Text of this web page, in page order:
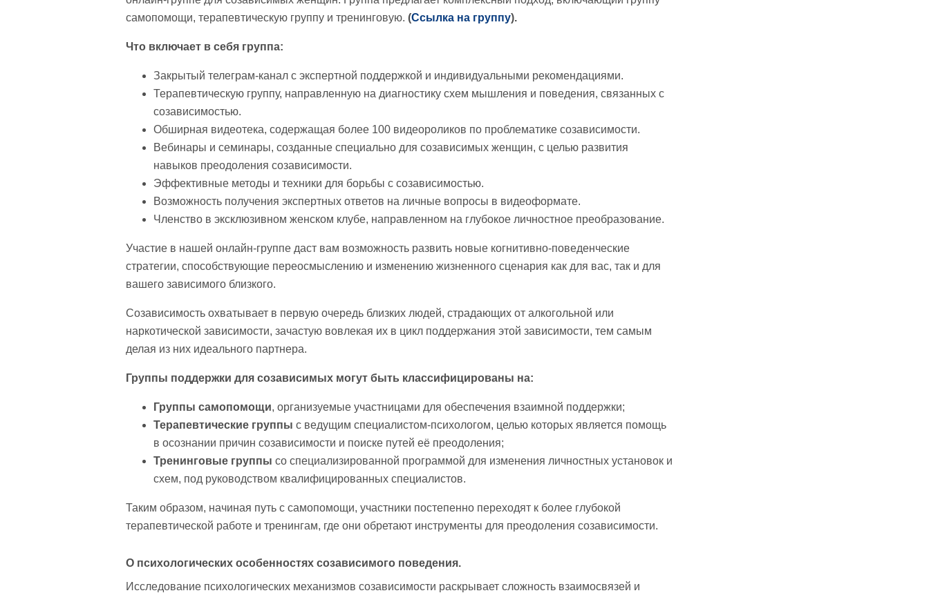
самопомощи, терапевтическую группу и тренинговую. (Ссылка на группу).
Что включает в себя группа:
Закрытый телеграм-канал с экспертной поддержкой и индивидуальными рекомендациями.
Терапевтическую группу, направленную на диагностику схем мышления и поведения, связанных с
созависимостью.
Обширная видеотека, содержащая более 100 видеороликов по проблематике созависимости.
Вебинары и семинары, созданные специально для созависимых женщин, с целью развития
навыков преодоления созависимости.
Эффективные методы и техники для борьбы с созависимостью.
Возможность получения экспертных ответов на личные вопросы в видеоформате.
Членство в эксклюзивном женском клубе, направленном на глубокое личностное преобразование.
Участие в нашей онлайн-группе даст вам возможность развить новые когнитивно-поведенческие
стратегии, способствующие переосмыслению и изменению жизненного сценария как для вас, так и для
вашего зависимого близкого.
Созависимость охватывает в первую очередь близких людей, страдающих от алкогольной или
наркотической зависимости, зачастую вовлекая их в цикл поддержания этой зависимости, тем самым
делая из них идеального партнера.
Группы поддержки для созависимых могут быть классифицированы на:
Группы самопомощи, организуемые участницами для обеспечения взаимной поддержки;
Терапевтические группы с ведущим специалистом-психологом, целью которых является помощь
в осознании причин созависимости и поиске путей её преодоления;
Тренинговые группы со специализированной программой для изменения личностных установок и
схем, под руководством квалифицированных специалистов.
Таким образом, начиная путь с самопомощи, участники постепенно переходят к более глубокой
терапевтической работе и тренингам, где они обретают инструменты для преодоления созависимости.
О психологических особенностях созависимого поведения.
Исследование психологических механизмов созависимости раскрывает сложность взаимосвязей и